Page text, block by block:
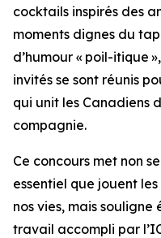
cocktails inspirés des
moments dignes du
d’humour « poil-itique
invités se sont réunis
qui unit les Canadiens
compagnie.
Ce concours met non
essentiel que jouent
nos vies, mais
travail accompli par